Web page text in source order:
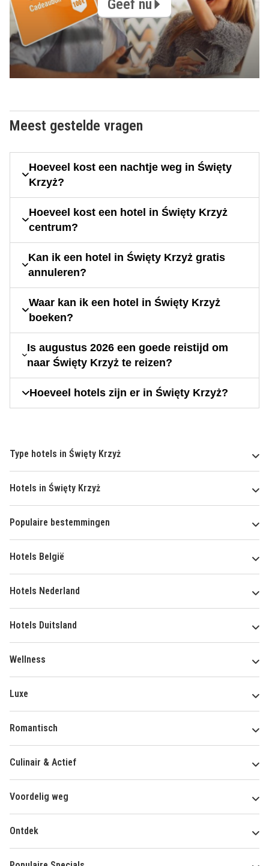
Geef nu
Meest gestelde vragen
Hoeveel kost een nachtje weg in Święty
Krzyż?
Hoeveel kost een hotel in Święty Krzyż
centrum?
Kan ik een hotel in Święty Krzyż gratis
annuleren?
Waar kan ik een hotel in Święty Krzyż
boeken?
Is augustus 2026 een goede reistijd om
naar Święty Krzyż te reizen?
Hoeveel hotels zijn er in Święty Krzyż?
Type hotels in Święty Krzyż
Hotels in Święty Krzyż
Populaire bestemmingen
Hotels België
Hotels Nederland
Hotels Duitsland
Wellness
Luxe
Romantisch
Culinair & Actief
Voordelig weg
Ontdek